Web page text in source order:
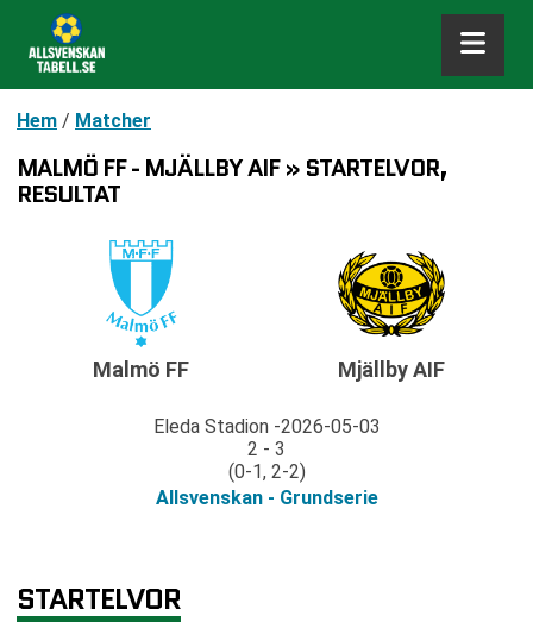
Hem / Matcher
MALMÖ FF - MJÄLLBY AIF » STARTELVOR,
RESULTAT
Malmö FF
Eleda Stadion 2026-05-03
2 - 3
(0-1, 2-2)
Allsvenskan - Grundserie
Mjällby AIF
STARTELVOR